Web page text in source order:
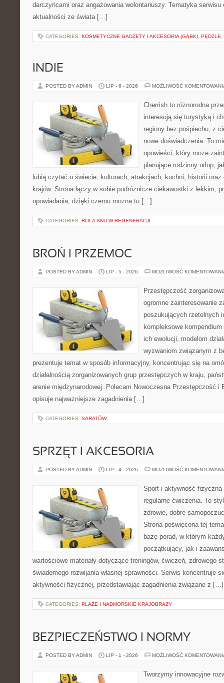
darczyńcami oraz angażowania wolontariuszy. Tematyka
aktualności ze świata […]
CATEGORIES: KOSMETYCZNE GADŻETY I AKCESORIA (GĄBKI, PĘDZLE,
INDIE
POSTED BY ADMIN LIP - 6 - 2026 MOŻLIWOŚĆ
Cherrish to różnorodna
interesują się turystyką i
regiony bez pośpiechu, z
nowe doświadczenia. To
opowieści, który może
planujące rodzinny urlop,
lubią czytać o świecie, kulturach, atrakcjach, kuchni, historii
krajów. Strona łączy w sobie podróżnicze ciekawostki z lekkim,
opowiadania, dzięki czemu można tu […]
CATEGORIES: ROLA SNU W REGENERACJI
BROŃ I PRZEMOC
POSTED BY ADMIN LIP - 5 - 2026 MOŻLIWOŚĆ
Przestępczość
ogromne zainteresowanie
poszukujących rzetelnych
kompleksowe
ich ewolucji, modelom
wyzwaniom związanym z
prezentuje temat w sposób informacyjny, koncentrując się na
działalnością zorganizowanych grup przestępczych w kraju,
arenie międzynarodowej. Polecam Nowoczesna Przestępczość i
opisuje najważniejsze zagadnienia […]
CATEGORIES: SARATÓW
SPRZĘT I AKCESORIA
POSTED BY ADMIN LIP - 4 - 2026 MOŻLIWOŚĆ
Sport i aktywność
regularne ćwiczenia. To
zdrowie, dobre
Strona poświęcona tej
bazę porad, w którym
początkujący, jak i
wartościowe materiały dotyczące treningów, ćwiczeń, zdrowego
świadomego rozwijania własnej sprawności. Serwis koncentruje
aktywności fizycznej, przedstawiając zagadnienia związane z […]
CATEGORIES: PLAŻE I NADMORSKIE KRAJOBRAZY
BEZPIECZEŃSTWO I NORMY
POSTED BY ADMIN LIP - 1 - 2026 MOŻLIWOŚĆ
Tworzymy innowacyjne